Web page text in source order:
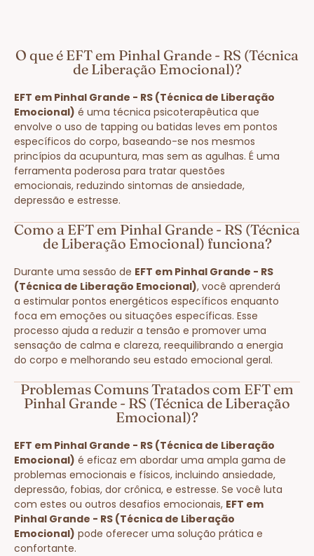
O que é EFT em Pinhal Grande - RS (Técnica
de Liberação Emocional)?
EFT em Pinhal Grande - RS (Técnica de Liberação
Emocional) é uma técnica psicoterapêutica que
envolve o uso de tapping ou batidas leves em pontos
específicos do corpo, baseando-se nos mesmos
princípios da acupuntura, mas sem as agulhas. É uma
ferramenta poderosa para tratar questões
emocionais, reduzindo sintomas de ansiedade,
depressão e estresse.
Como a EFT em Pinhal Grande - RS (Técnica
de Liberação Emocional) funciona?
Durante uma sessão de EFT em Pinhal Grande - RS
(Técnica de Liberação Emocional), você aprenderá
a estimular pontos energéticos específicos enquanto
foca em emoções ou situações específicas. Esse
processo ajuda a reduzir a tensão e promover uma
sensação de calma e clareza, reequilibrando a energia
do corpo e melhorando seu estado emocional geral.
Problemas Comuns Tratados com EFT em
Pinhal Grande - RS (Técnica de Liberação
Emocional)?
EFT em Pinhal Grande - RS (Técnica de Liberação
Emocional) é eficaz em abordar uma ampla gama de
problemas emocionais e físicos, incluindo ansiedade,
depressão, fobias, dor crônica, e estresse. Se você luta
com estes ou outros desafios emocionais, EFT em
Pinhal Grande - RS (Técnica de Liberação
Emocional) pode oferecer uma solução prática e
confortante.